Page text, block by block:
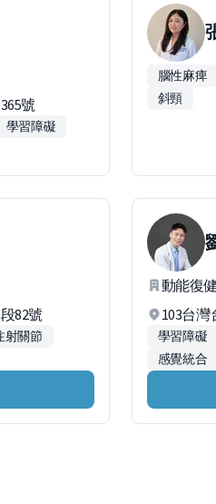
號
學習障礙
腦性麻痺
斜頸
82號
射關節
動能復
103台
學習障礙
感覺統合